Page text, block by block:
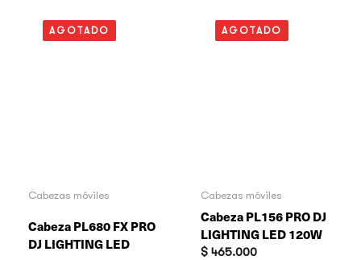
AGOTADO
Cabezas móviles
Cabeza PL680 FX PRO
DJ LIGHTING LED
AGOTADO
Cabezas móviles
Cabeza PL156 PRO DJ
LIGHTING LED 120W
$ 465.000